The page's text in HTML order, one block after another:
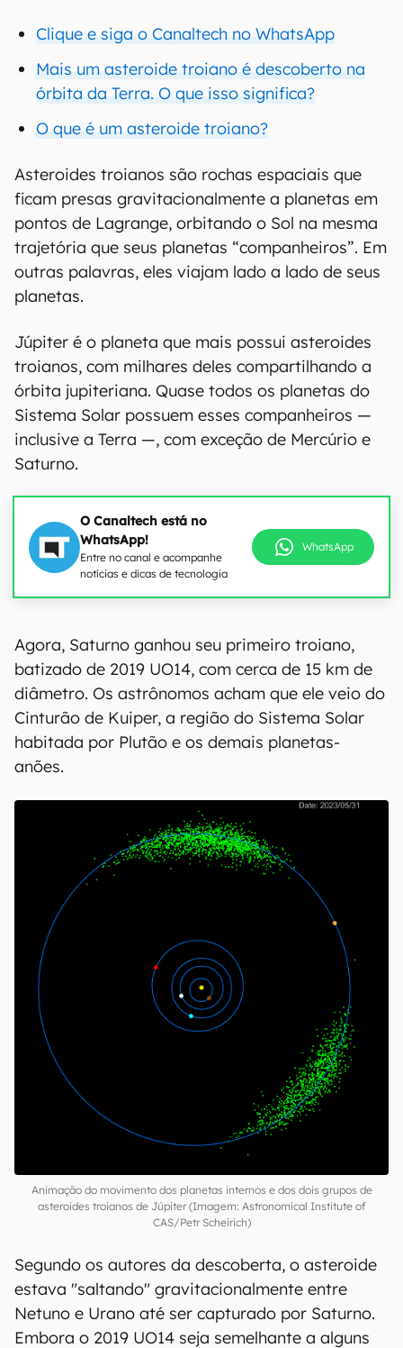
Clique e siga o Canaltech no WhatsApp
Mais um asteroide troiano é descoberto na
órbita da Terra. O que isso significa?
O que é um asteroide troiano?
Asteroides troianos são rochas espaciais que
ficam presas gravitacionalmente a planetas em
pontos de Lagrange, orbitando o Sol na mesma
trajetória que seus planetas “companheiros”. Em
outras palavras, eles viajam lado a lado de seus
planetas.
Júpiter é o planeta que mais possui asteroides
troianos, com milhares deles compartilhando a
órbita jupiteriana. Quase todos os planetas do
Sistema Solar possuem esses companheiros —
inclusive a Terra —, com exceção de Mercúrio e
Saturno.
O Canaltech está no
WhatsApp!
Entre no canal e acompanhe
notícias e dicas de tecnologia
WhatsApp
Agora, Saturno ganhou seu primeiro troiano,
batizado de 2019 UO14, com cerca de 15 km de
diâmetro. Os astrônomos acham que ele veio do
Cinturão de Kuiper, a região do Sistema Solar
habitada por Plutão e os demais planetas-
anões.